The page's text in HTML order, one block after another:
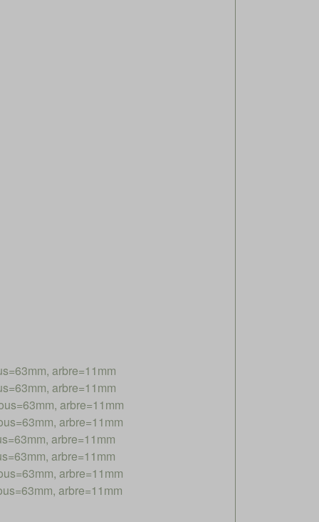
arbre=11mm
arbre=11mm
arbre=11mm
arbre=11mm
arbre=11mm
arbre=11mm
arbre=11mm
arbre=11mm